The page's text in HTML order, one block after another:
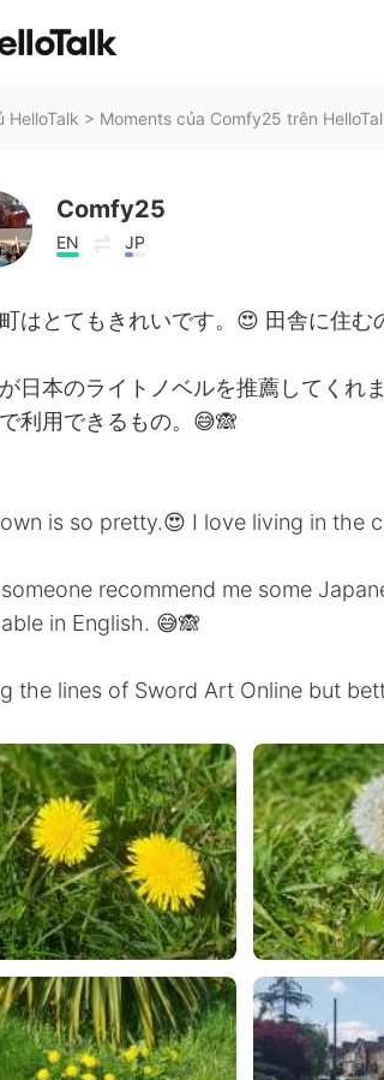
HelloTalk > Moments của Comfy25 trên
Comfy25
EN JP
はとてもきれいです。😍 田舎に住む
日本のライトノベルを推薦してくれ
利用できるもの。😅🙈
is so pretty.😍 I love living in the
recommend me some
in English. 😅🙈
the lines of Sword Art Online but